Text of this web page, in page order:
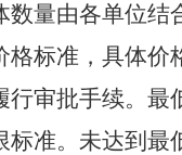
量由各单位结
格标准，具体价
行审批手续。最
标准。未达到最